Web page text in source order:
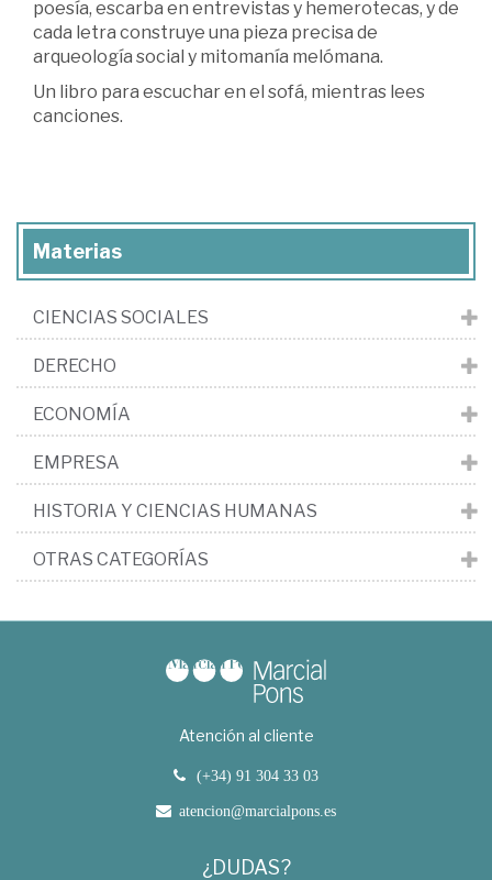
poesía, escarba en entrevistas y hemerotecas, y de
cada letra construye una pieza precisa de
arqueología social y mitomanía melómana.
Un libro para escuchar en el sofá, mientras lees
canciones.
Materias
CIENCIAS SOCIALES
DERECHO
ECONOMÍA
EMPRESA
HISTORIA Y CIENCIAS HUMANAS
OTRAS CATEGORÍAS
Atención al cliente
(+34) 91 304 33 03
atencion@marcialpons.es
¿DUDAS?